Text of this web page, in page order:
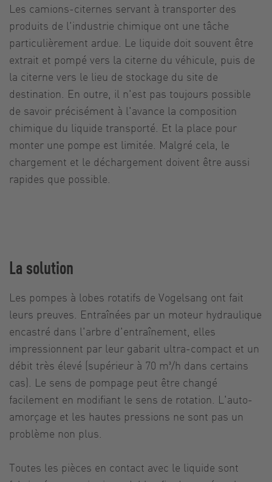
Les camions-citernes servant à transporter des
produits de l'industrie chimique ont une tâche
particulièrement ardue. Le liquide doit souvent être
extrait et pompé vers la citerne du véhicule, puis de
la citerne vers le lieu de stockage du site de
destination. En outre, il n'est pas toujours possible
de savoir précisément à l'avance la composition
chimique du liquide transporté. Et la place pour
monter une pompe est limitée. Malgré cela, le
chargement et le déchargement doivent être aussi
rapides que possible.
La solution
Les pompes à lobes rotatifs de Vogelsang ont fait
leurs preuves. Entraînées par un moteur hydraulique
encastré dans l'arbre d'entraînement, elles
impressionnent par leur gabarit ultra-compact et un
débit très élevé (supérieur à 70 m³/h dans certains
cas). Le sens de pompage peut être changé
facilement en modifiant le sens de rotation. L'auto-
amorçage et les hautes pressions ne sont pas un
problème non plus.
Toutes les pièces en contact avec le liquide sont